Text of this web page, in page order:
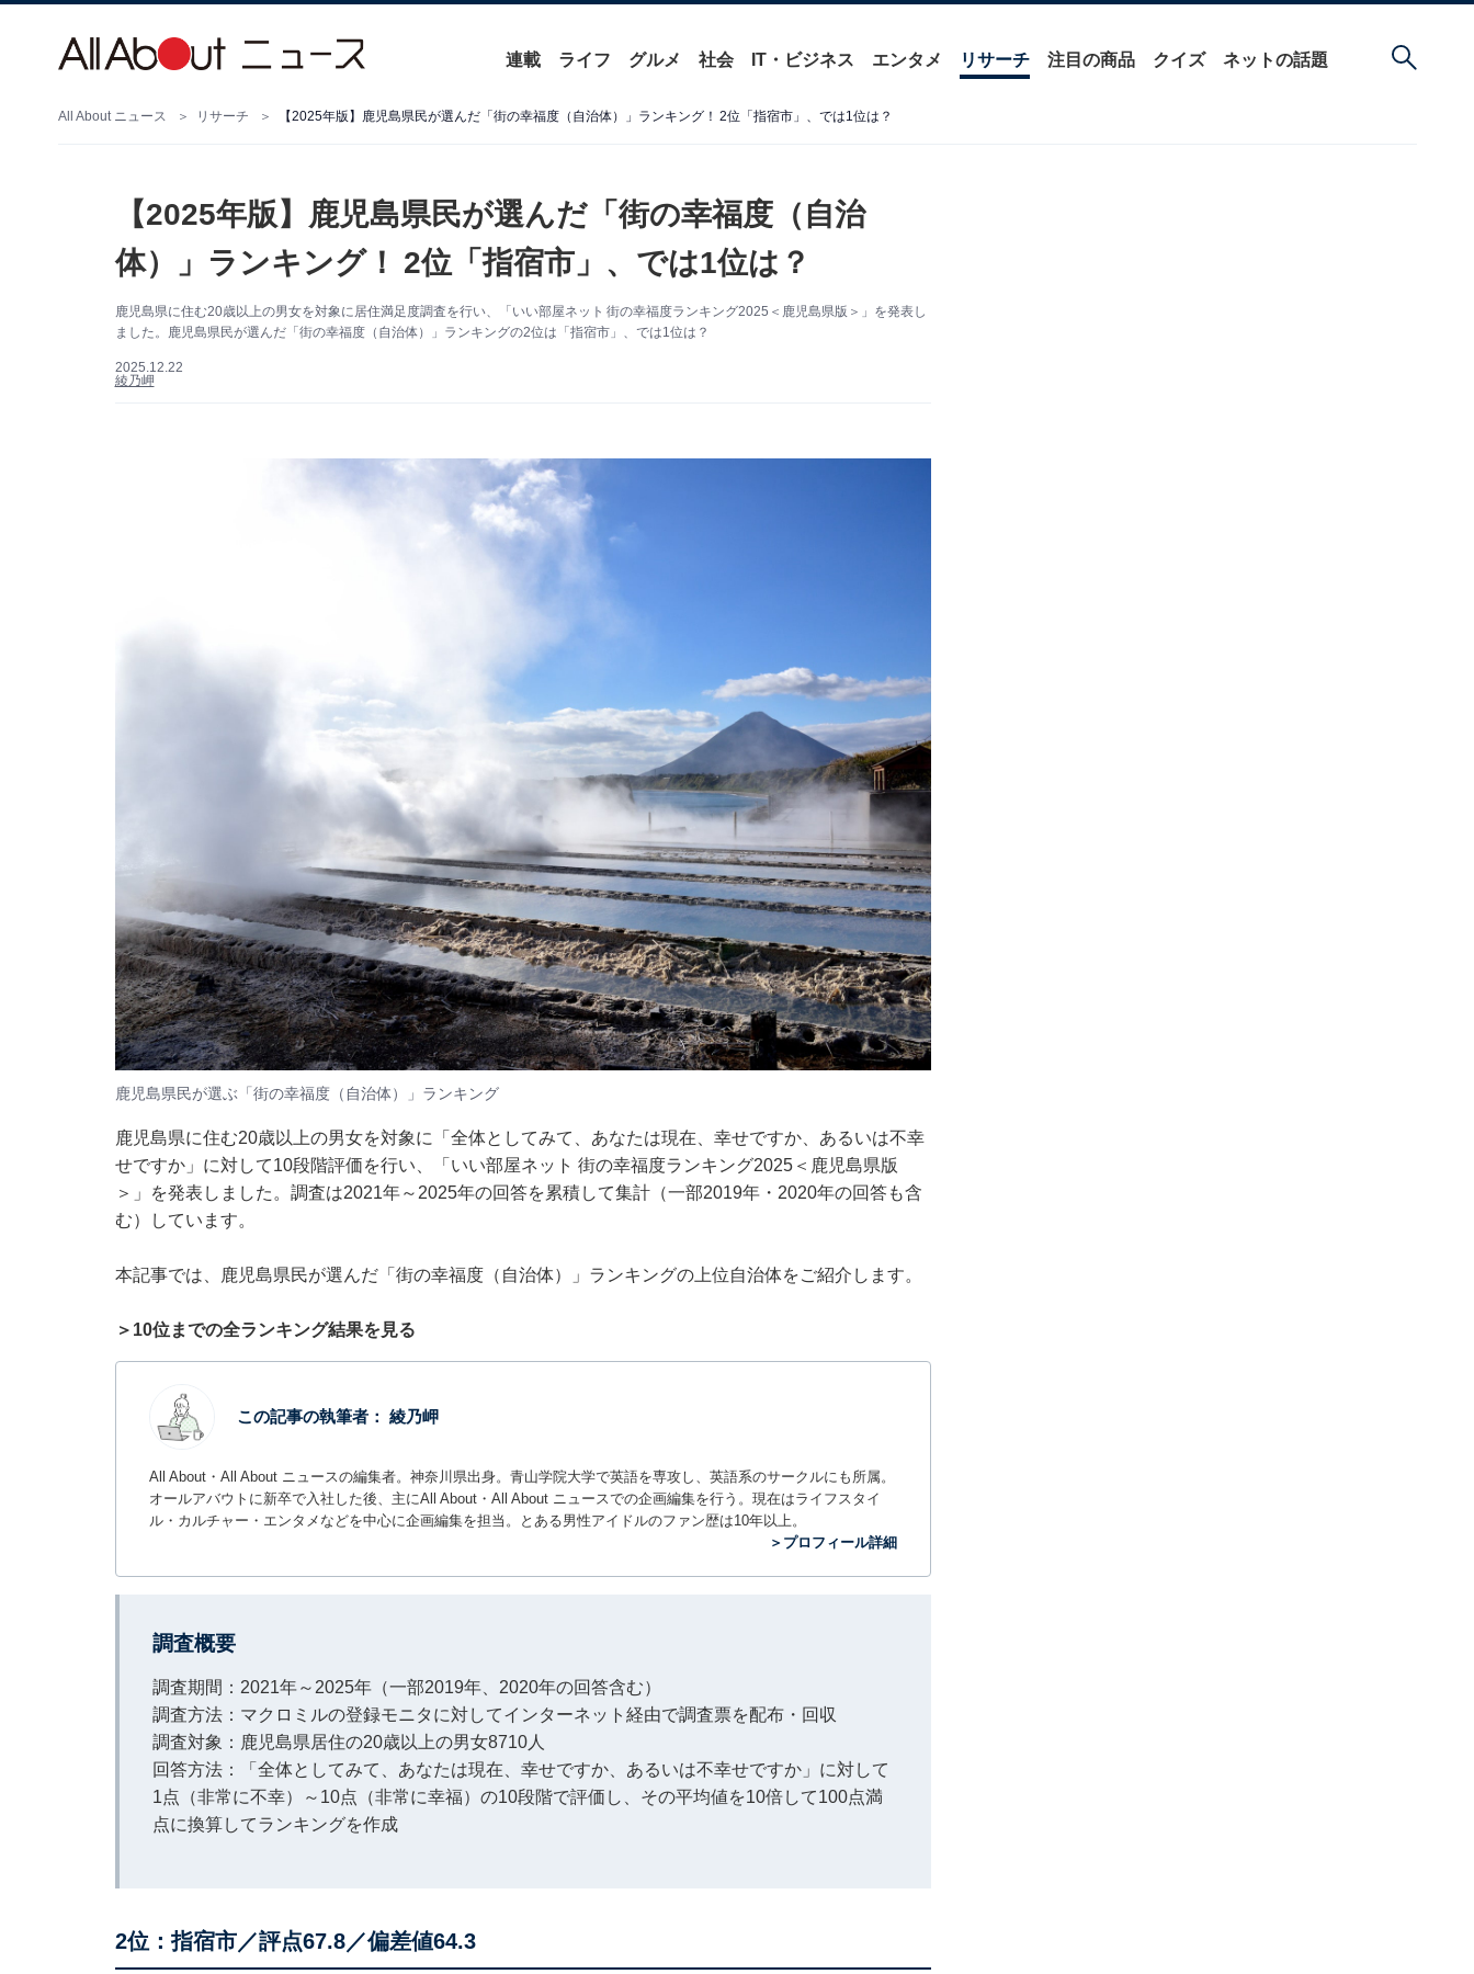
連載 ライフ グルメ 社会 IT・ビジネス エンタメ リサーチ 注目の商品 クイズ ネットの話題
All About ニュース リサーチ 【2025年版】鹿児島県民が選んだ「街の幸福度（自治体）」ランキング！ 2位「指宿市」、では1位は？
【2025年版】鹿児島県民が選んだ「街の幸福度（自治
体）」ランキング！ 2位「指宿市」、では1位は？
鹿児島県に住む20歳以上の男女を対象に居住満足度調査を行い、「いい部屋ネット 街の幸福度ランキング2025＜鹿児島県版＞」を発表し
ました。鹿児島県民が選んだ「街の幸福度（自治体）」ランキングの2位は「指宿市」、では1位は？
2025.12.22
綾乃岬
鹿児島県民が選ぶ「街の幸福度（自治体）」ランキング
鹿児島県に住む20歳以上の男女を対象に「全体としてみて、あなたは現在、幸せですか、あるいは不幸
せですか」に対して10段階評価を行い、「いい部屋ネット 街の幸福度ランキング2025＜鹿児島県版
＞」を発表しました。調査は2021年～2025年の回答を累積して集計（一部2019年・2020年の回答も含
む）しています。
本記事では、鹿児島県民が選んだ「街の幸福度（自治体）」ランキングの上位自治体をご紹介します。
＞10位までの全ランキング結果を見る
この記事の執筆者： 綾乃岬
All About・All About ニュースの編集者。神奈川県出身。青山学院大学で英語を専攻し、英語系のサークルにも所属。
オールアバウトに新卒で入社した後、主にAll About・All About ニュースでの企画編集を行う。現在はライフスタイ
ル・カルチャー・エンタメなどを中心に企画編集を担当。とある男性アイドルのファン歴は10年以上。
＞プロフィール詳細
調査概要
調査期間：2021年～2025年（一部2019年、2020年の回答含む）
調査方法：マクロミルの登録モニタに対してインターネット経由で調査票を配布・回収
調査対象：鹿児島県居住の20歳以上の男女8710人
回答方法：「全体としてみて、あなたは現在、幸せですか、あるいは不幸せですか」に対して
1点（非常に不幸）～10点（非常に幸福）の10段階で評価し、その平均値を10倍して100点満
点に換算してランキングを作成
2位：指宿市／評点67.8／偏差値64.3